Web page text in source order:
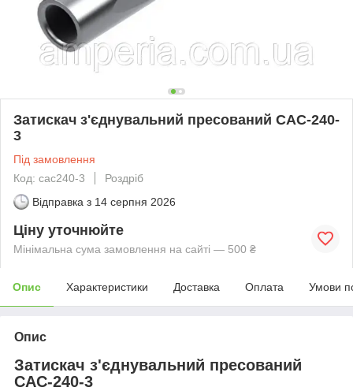
Затискач з'єднувальний пресований САС-240-
3
Під замовлення
Код: сас240-3
Роздріб
Відправка з 14 серпня 2026
Ціну уточнюйте
Мінімальна сума замовлення на сайті — 500 ₴
Опис Характеристики Доставка Оплата Умови
Опис
Затискач з'єднувальний пресований
САС-240-3